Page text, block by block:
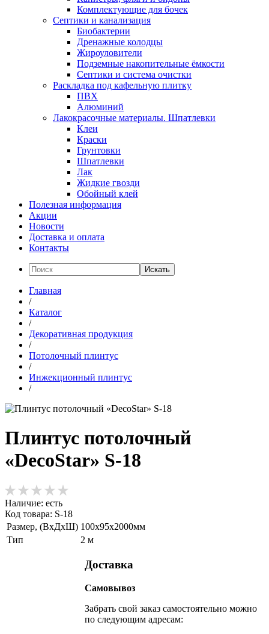
Комплектующие для бочек
Септики и канализация
Биобактерии
Дренажные колодцы
Жироуловители
Подземные накопительные ёмкости
Септики и система очистки
Раскладка под кафельную плитку
ПВХ
Алюминий
Лакокрасочные материалы. Шпатлевки
Клеи
Краски
Грунтовки
Шпатлевки
Лак
Жидкие гвозди
Обойный клей
Полезная информация
Акции
Новости
Доставка и оплата
Контакты
Искать
Главная
/
Каталог
/
Декоративная продукция
/
Потолочный плинтус
/
Инжекционный плинтус
/
Плинтус потолочный
«DecoStar» S-18
Наличие: есть
Код товара: S-18
Размер, (ВхДхШ) 100х95х2000мм
Тип
2 м
Доставка
Самовывоз
Забрать свой заказ самостоятельно можно
по следующим адресам: